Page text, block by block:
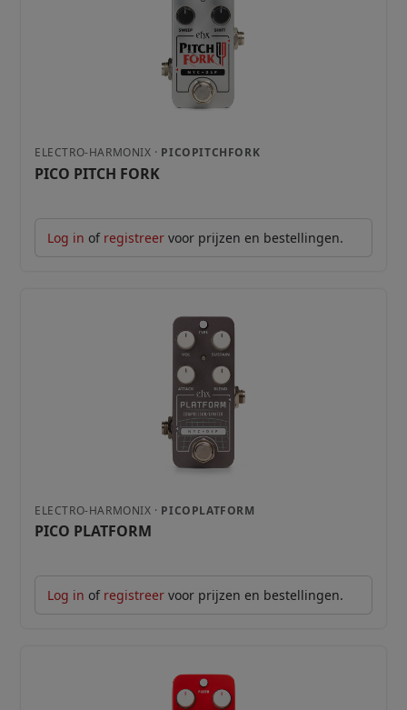
ELECTRO-HARMONIX · PICOPITCHFORK
PICO PITCH FORK
Log in of registreervoor prijzen en bestellingen.
ELECTRO-HARMONIX · PICOPLATFORM
PICO PLATFORM
Log in of registreervoor prijzen en bestellingen.